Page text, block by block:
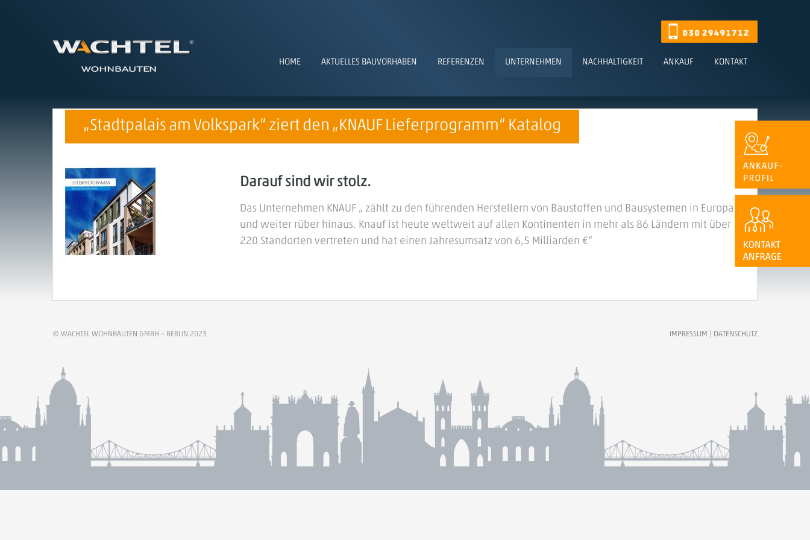
HOME AKTUELLES BAUVORHABEN REFERENZEN UNTERNEHMEN NACHHALTIGKEIT ANKAUF KONTAKT
„Stadtpalais am Volkspark“ ziert den „KNAUF Lieferprogramm“ Katalog
Darauf sind wir stolz.
Das Unternehmen KNAUF „ zählt zu den führenden Herstellern von Baustoffen und Bausystemen in Europa
und weiter rüber hinaus. Knauf ist heute weltweit auf allen Kontinenten in mehr als 86 Ländern mit über
220 Standorten vertreten und hat einen Jahresumsatz von 6,5 Milliarden €“
© WACHTEL WOHNBAUTEN GMBH – BERLIN 2023 IMPRESSUM DATENSCHUTZ